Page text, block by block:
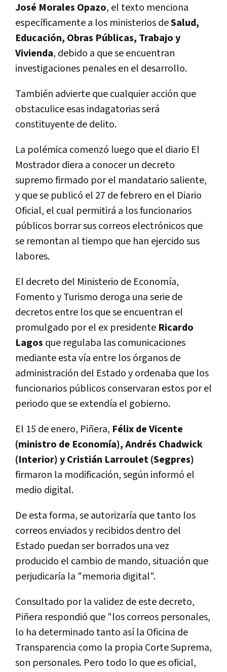
José Morales Opazo, el texto menciona
específicamente a los ministerios deSalud,
Educación, Obras Públicas, Trabajo y
Vivienda, debido a que se encuentran
investigaciones penales en el desarrollo.
También advierte que cualquier acción que
obstaculice esas indagatorias será
constituyente de delito.
La polémica comenzó luego que el diario El
Mostrador diera a conocer un decreto
supremo firmado por el mandatario saliente,
y que se publicó el 27 de febrero en el Diario
Oficial, el cual permitirá a los funcionarios
públicos borrar sus correos electrónicos que
se remontan al tiempo que han ejercido sus
labores.
El decreto del Ministerio de Economía,
Fomento y Turismo deroga una serie de
decretos entre los que se encuentran el
promulgado por el ex presidente Ricardo
Lagos que regulaba las comunicaciones
mediante esta vía entre los órganos de
administración del Estado y ordenaba que los
funcionarios públicos conservaran estos por el
periodo que se extendía el gobierno.
El 15 de enero, Piñera, Félix de Vicente
(ministro de Economía), Andrés Chadwick
(Interior) y Cristián Larroulet (Segpres)
firmaron la modificación, según informó el
medio digital.
De esta forma, se autorizaría que tanto los
correos enviados y recibidos dentro del
Estado puedan ser borrados una vez
producido el cambio de mando, situación que
perjudicaría la "memoria digital".
Consultado por la validez de este decreto,
Piñera respondió que "los correos personales,
lo ha determinado tanto así la Oficina de
Transparencia como la propia Corte Suprema,
son personales. Pero todo lo que es oficial,